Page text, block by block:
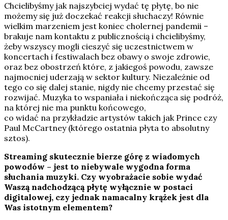
Chcielibyśmy jak najszybciej wydać tę płytę, bo nie
możemy się już doczekać reakcji słuchaczy! Równie
wielkim marzeniem jest koniec cholernej pandemii –
brakuje nam kontaktu z publicznością i chcielibyśmy,
żeby wszyscy mogli cieszyć się uczestnictwem w
koncertach i festiwalach bez obawy o swoje zdrowie,
oraz bez obostrzeń które, z jakiegoś powodu, zawsze
najmocniej uderzają w sektor kultury. Niezależnie od
tego co się dalej stanie, nigdy nie chcemy przestać się
rozwijać. Muzyka to wspaniała i niekończąca się podróż,
na której nie ma punktu końcowego,
co widać na przykładzie artystów takich jak Prince czy
Paul McCartney (którego ostatnia płyta to absolutny
sztos).
Streaming skutecznie bierze górę z wiadomych
powodów – jest to niebywale wygodna forma
słuchania muzyki. Czy wyobrażacie sobie wydać
Waszą nadchodzącą płytę wyłącznie w postaci
digitalowej, czy jednak namacalny krążek jest dla
Was istotnym elementem?